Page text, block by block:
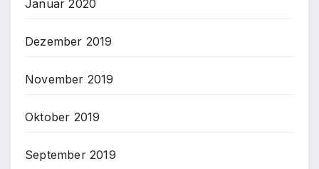
Januar 2020
Dezember 2019
November 2019
Oktober 2019
September 2019